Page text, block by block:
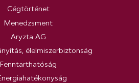
Cégtörténet
Menedzsment
Aryzta AG
élelmiszerbiztonság
Fenntarthatóság